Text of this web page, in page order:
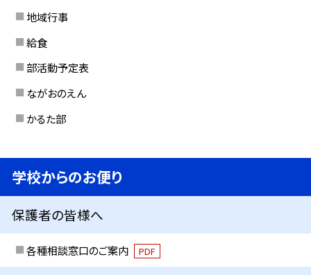
地域行事
給食
部活動予定表
ながおのえん
かるた部
学校からのお便り
保護者の皆様へ
各種相談窓口のご案内 PDF